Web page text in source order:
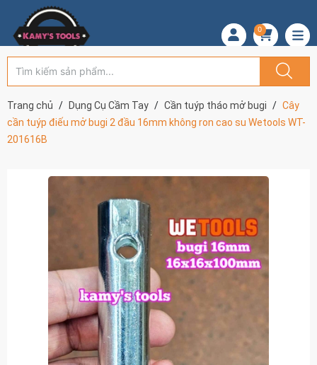
0
Trang chủ Dụng Cụ Cầm Tay Cần tuýp tháo mở bugi
Cây
cần tuýp điếu mở bugi 2 đầu 16mm không ron cao su Wetools WT-
201616B